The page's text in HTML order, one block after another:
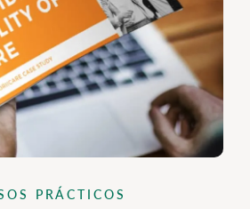
PRÁCTICOS